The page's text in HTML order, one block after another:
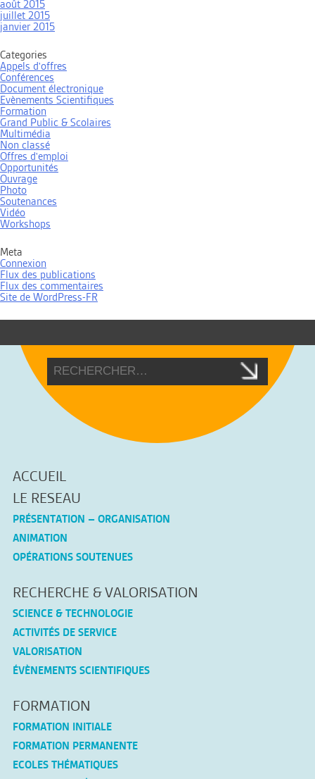
août 2015
juillet 2015
janvier 2015
Categories
Appels d'offres
Conférences
Document électronique
Evènements Scientifiques
Formation
Grand Public & Scolaires
Multimédia
Non classé
Offres d'emploi
Opportunités
Ouvrage
Photo
Soutenances
Vidéo
Workshops
Meta
Connexion
Flux des publications
Flux des commentaires
Site de WordPress-FR
ACCUEIL
LE RESEAU
PRÉSENTATION – ORGANISATION
ANIMATION
OPÉRATIONS SOUTENUES
RECHERCHE & VALORISATION
SCIENCE & TECHNOLOGIE
ACTIVITÉS DE SERVICE
VALORISATION
ÉVÈNEMENTS SCIENTIFIQUES
FORMATION
FORMATION INITIALE
FORMATION PERMANENTE
ECOLES THÉMATIQUES